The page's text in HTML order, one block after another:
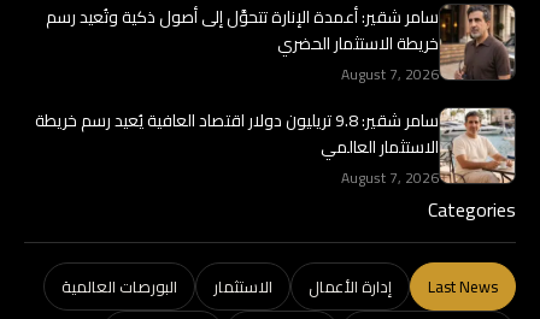
سامر شقير: أعمدة الإنارة تتحوَّل إلى أصول ذكية وتُعيد رسم
خريطة الاستثمار الحضري
August 7, 2026
سامر شقير: 9.8 تريليون دولار اقتصاد العافية يُعيد رسم خريطة
الاستثمار العالمي
August 7, 2026
Categories
Last News إدارة الأعمال الاستثمار
البورصات العالمية